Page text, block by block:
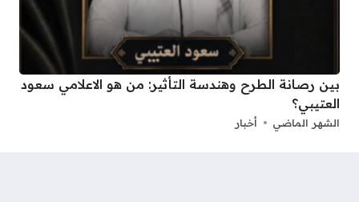
بين رصانة الطرح وهندسة التأثير: من هو الاعلامي سعود
العتيبي؟
الشهر الماضي أخبار